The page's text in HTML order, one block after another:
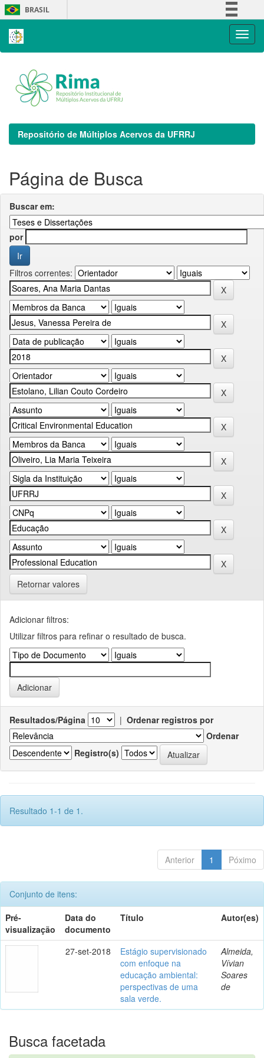
Skip
navigation
BRASIL
Repositório de Múltiplos Acervos da UFRRJ
Página de Busca
Buscar em:
por
Filtros correntes:
Retornar valores
Adicionar filtros:
Utilizar filtros para refinar o resultado de busca.
Resultados/Página | Ordenar registros por
Ordenar
Registro(s)
Resultado 1-1 de 1.
Anterior 1 Póximo
Conjunto de itens:
Pré-
visualização
Data do
documento
Título Autor(es)
27-set-2018
Estágio supervisionado
com enfoque na
educação ambiental:
perspectivas de uma
sala verde.
Almeida,
Vívian
Soares
de
Busca facetada